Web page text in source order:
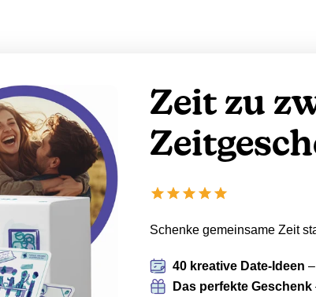
Zeit zu
Schenke gemeinsame Zeit
40 kreative Date-Ideen
Das perfekte Geschenk